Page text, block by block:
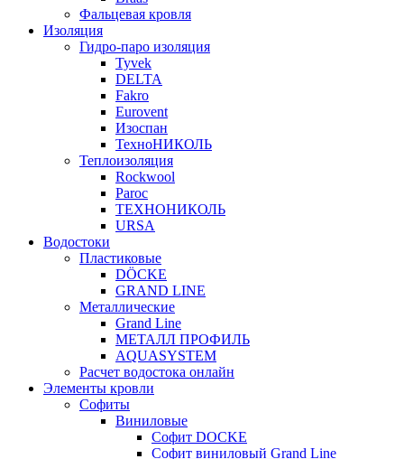
Фальцевая кровля
Изоляция
Гидро-паро изоляция
Tyvek
DELTA
Fakro
Eurovent
Изоспан
ТехноНИКОЛЬ
Теплоизоляция
Rockwool
Paroc
ТЕХНОНИКОЛЬ
URSA
Водостоки
Пластиковые
DÖCKE
GRAND LINE
Металлические
Grand Line
МЕТАЛЛ ПРОФИЛЬ
AQUASYSTEM
Расчет водостока онлайн
Элементы кровли
Софиты
Виниловые
Софит DOCKE
Софит виниловый Grand Line